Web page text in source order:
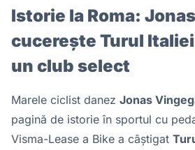
Istorie la Roma:
cucerește Turul
un club select
Marele ciclist danez Jonas
pagină de istorie în sportul cu
Visma-Lease a Bike a câștigat